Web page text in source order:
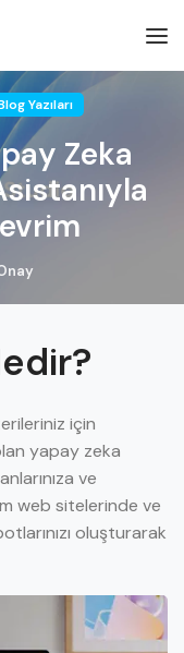
Yazıları
Zeka
için
yapay zeka
ve
web sitelerinde ve
oluşturarak